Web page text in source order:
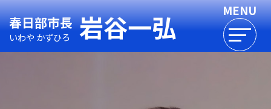
春日部市長
いわや かずひろ 岩谷一弘